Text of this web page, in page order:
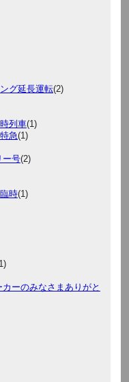
グ延長運転(2)
列車(1)
急(1)
ー号(2)
時(1)
ーのみなさまありがと